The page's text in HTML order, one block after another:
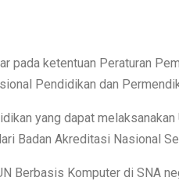
pada ketentuan Peraturan
Pendidikan dan
yang dapat
Badan Akreditasi Nasional
Berbasis Komputer di SNA